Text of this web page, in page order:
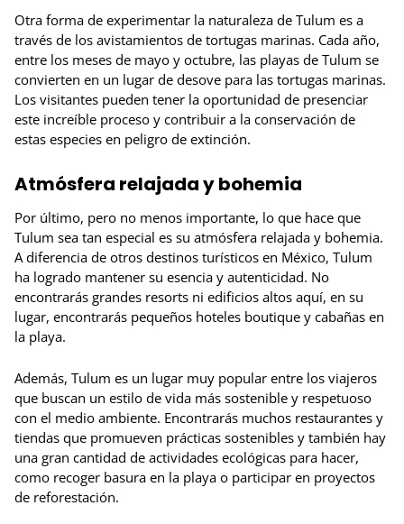
Otra forma de experimentar la naturaleza de Tulum es a
través de los avistamientos de tortugas marinas. Cada año,
entre los meses de mayo y octubre, las playas de Tulum se
convierten en un lugar de desove para las tortugas marinas.
Los visitantes pueden tener la oportunidad de presenciar
este increíble proceso y contribuir a la conservación de
estas especies en peligro de extinción.
Atmósfera relajada y bohemia
Por último, pero no menos importante, lo que hace que
Tulum sea tan especial es su atmósfera relajada y bohemia.
A diferencia de otros destinos turísticos en México, Tulum
ha logrado mantener su esencia y autenticidad. No
encontrarás grandes resorts ni edificios altos aquí, en su
lugar, encontrarás pequeños hoteles boutique y cabañas en
la playa.
Además, Tulum es un lugar muy popular entre los viajeros
que buscan un estilo de vida más sostenible y respetuoso
con el medio ambiente. Encontrarás muchos restaurantes y
tiendas que promueven prácticas sostenibles y también hay
una gran cantidad de actividades ecológicas para hacer,
como recoger basura en la playa o participar en proyectos
de reforestación.